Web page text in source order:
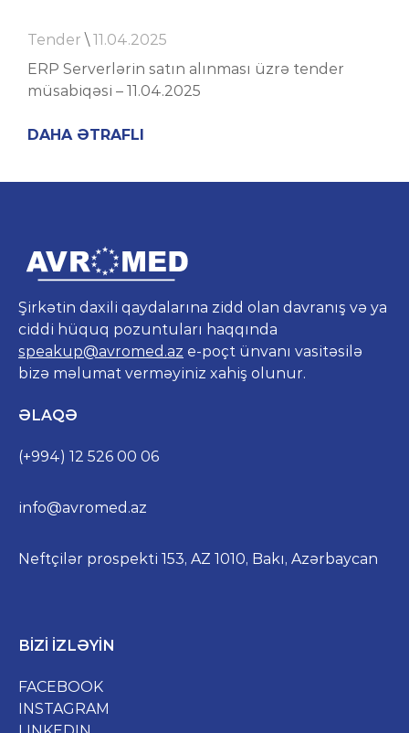
Tender\11.04.2025
ERP Serverlərin satın alınması üzrə tender
müsabiqəsi – 11.04.2025
DAHA ƏTRAFLI
Şirkətin daxili qaydalarına zidd olan davranış və ya
ciddi hüquq pozuntuları haqqında
speakup@avromed.az e-poçt ünvanı vasitəsilə
bizə məlumat verməyiniz xahiş olunur.
ƏLAQƏ
(+994) 12 526 00 06
info@avromed.az
Neftçilər prospekti 153, AZ 1010, Bakı, Azərbaycan
BIZI IZLƏYIN
FACEBOOK
INSTAGRAM